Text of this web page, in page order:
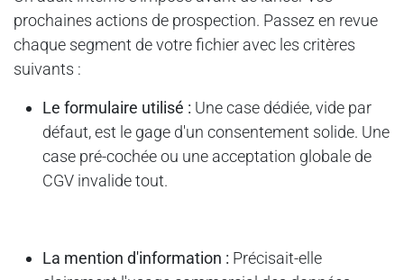
prochaines actions de prospection. Passez en revue
chaque segment de votre fichier avec les critères
suivants :
Le formulaire utilisé : Une case dédiée, vide par
défaut, est le gage d'un consentement solide. Une
case pré-cochée ou une acceptation globale de
CGV invalide tout.
La mention d'information : Précisait-elle